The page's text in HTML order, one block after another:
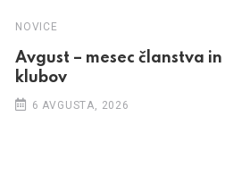
NOVICE
Avgust – mesec članstva
klubov
6 AVGUSTA, 2026